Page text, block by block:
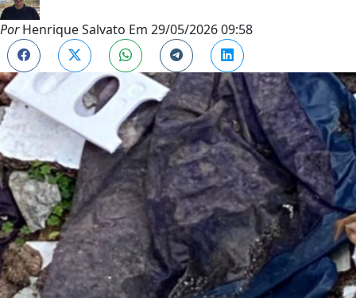
PorHenrique Salvato Em 29/05/2026 09:58